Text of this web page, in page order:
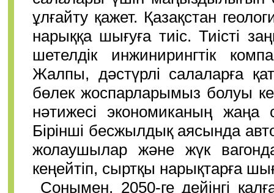
ұлғайту қажет. Қазақстан
нарыққа шығуға тиіс. Тиісті
шетелдік инжинирингтік
Жалпы, дәстүрлі салаларға
бөлек жоспарларымыз болуы
нәтижесі экономиканың жаңа
Бірінші бесжылдық аясында
жолаушылар және жүк
кеңейтіп, сыртқы нарықтарға
Сонымен, 2050-ге дейінгі